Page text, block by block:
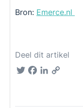
Bron: Emerce.nl
Deel dit artikel
TwitterFacebook
LinkedIn